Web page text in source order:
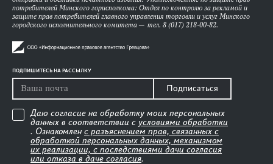
потребителей Минского горисполкома: Отдел по контролю за рекламой и
защите прав потребителей главного управления торговли и услуг Минского
городского исполнительного комитета — тел. 8 (017) 218-00-82.
ПОДПИШИТЕСЬ НА РАССЫЛКУ
Подписаться
Даю согласие на обработку моих персональных
данных в соответствии с условиями обработки
. Ознакомлен с разъяснением прав, связанных с
обработкой персональных данных, механизмом
их реализации, с последствиями дачи согласия
или отказа в даче согласия.